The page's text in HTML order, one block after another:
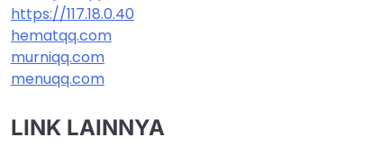
https://117.18.0.40
hematqq.com
murniqq.com
menuqq.com
LINK LAINNYA